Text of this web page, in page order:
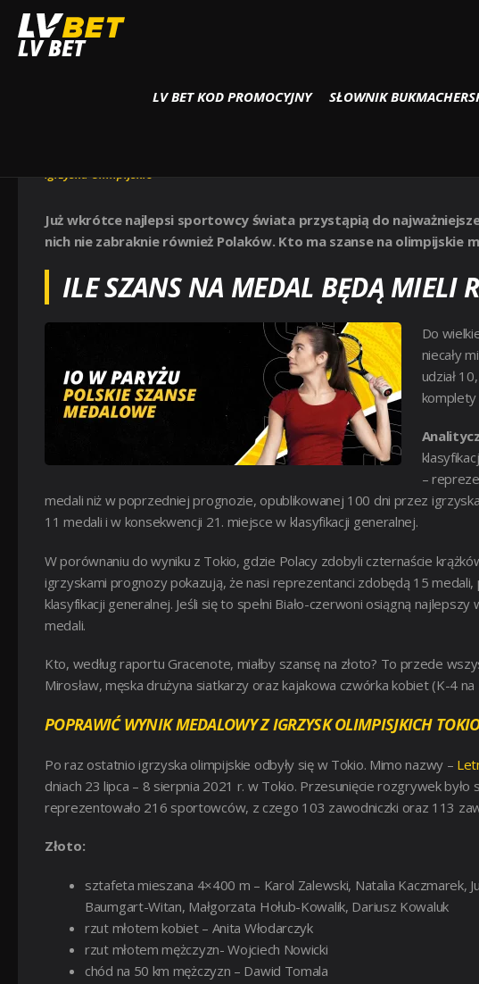
LV BET
LV BET KOD PROMOCYJNY SŁOWNIK
Strona główna Igrzyska Olimpijskie
POLSKIE SZANSE MEDALOWE NA
Igrzyska Olimpijskie
Już wkrótce najlepsi sportowcy świata przystąpią do
nich nie zabraknie również Polaków. Kto ma szanse na olimpijskie
ILE SZANS NA MEDAL BĘDĄ MIELI
Do
niecały
udział
komplety
–
medali niż w poprzedniej prognozie, opublikowanej 100 dni przez
11 medali i w konsekwencji 21. miejsce w klasyfikacji generalnej.
W porównaniu do wyniku z Tokio, gdzie Polacy zdobyli czternaście
igrzyskami prognozy pokazują, że nasi reprezentanci zdobędą 15
klasyfikacji generalnej. Jeśli się to spełni Biało-czerwoni osiągną
medali.
Kto, według raportu Gracenote, miałby szansę na złoto? To przede
Mirosław, męska drużyna siatkarzy oraz kajakowa czwórka kobiet (K-4 na
POPRAWIĆ WYNIK MEDALOWY Z IGRZYSK OLIMPISJKICH
Po raz ostatnio igrzyska olimpijskie odbyły się w Tokio. Mimo nazwy –
dniach 23 lipca – 8 sierpnia 2021 r. w Tokio. Przesunięcie rozgrywek
reprezentowało 216 sportowców, z czego 103 zawodniczki oraz 113
Złoto:
sztafeta mieszana 4×400 m – Karol Zalewski, Natalia Kaczmarek,
Baumgart-Witan, Małgorzata Hołub-Kowalik, Dariusz Kowaluk
rzut młotem kobiet – Anita Włodarczyk
rzut młotem mężczyzn- Wojciech Nowicki
chód na 50 km mężczyzn – Dawid Tomala